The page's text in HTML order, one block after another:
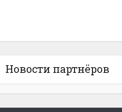
Новости партнёров